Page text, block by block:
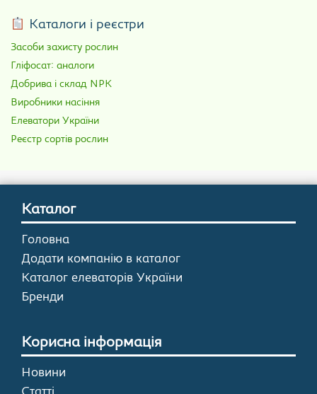
Каталоги і реєстри
Засоби захисту рослин
Гліфосат: аналоги
Добрива і склад NPK
Виробники насіння
Елеватори України
Реєстр сортів рослин
Каталог
Головна
Додати компанію в каталог
Каталог елеваторів України
Бренди
Корисна інформація
Новини